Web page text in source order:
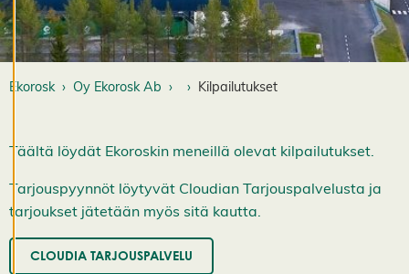
Suostumalla
evästeiden käyttöön
voimme kehittää
entistä parempaa
sisältöä. Sinulla on
evästeasetuksistasi,
ja voit muuttaa niitä
milloin tahansa. Lue
lisää
Ekorosk Oy Ekorosk Ab Kilpailutukset
Täältä löydät Ekoroskin meneillä olevat kilpailutukset.
Tarjouspyynnöt löytyvät Cloudian Tarjouspalvelusta ja
tarjoukset jätetään myös sitä kautta.
CLOUDIA TARJOUSPALVELU